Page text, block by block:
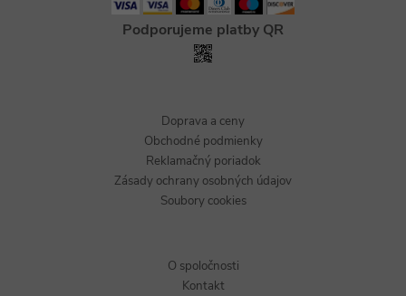
Podporujeme platby QR
Doprava a ceny
Obchodné podmienky
Reklamačný poriadok
Zásady ochrany osobných údajov
Soubory cookies
O spoločnosti
Kontakt